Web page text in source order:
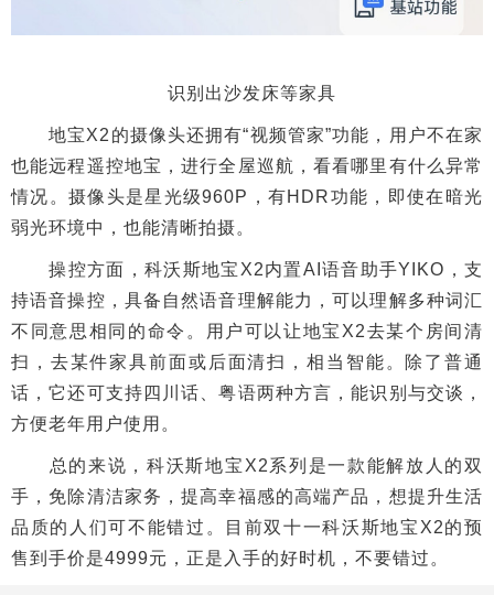
识别出沙发床等家具
地宝X2的摄像头还拥有“视频管家”功能，用户不在家
也能远程遥控地宝，进行全屋巡航，看看哪里有什么异常
情况。摄像头是星光级960P，有HDR功能，即使在暗光
弱光环境中，也能清晰拍摄。
操控方面，科沃斯地宝X2内置AI语音助手YIKO，支
持语音操控，具备自然语音理解能力，可以理解多种词汇
不同意思相同的命令。用户可以让地宝X2去某个房间清
扫，去某件家具前面或后面清扫，相当智能。除了普通
话，它还可支持四川话、粤语两种方言，能识别与交谈，
方便老年用户使用。
总的来说，科沃斯地宝X2系列是一款能解放人的双
手，免除清洁家务，提高幸福感的高端产品，想提升生活
品质的人们可不能错过。目前双十一科沃斯地宝X2的预
售到手价是4999元，正是入手的好时机，不要错过。